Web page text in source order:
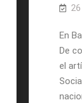
En
De
el